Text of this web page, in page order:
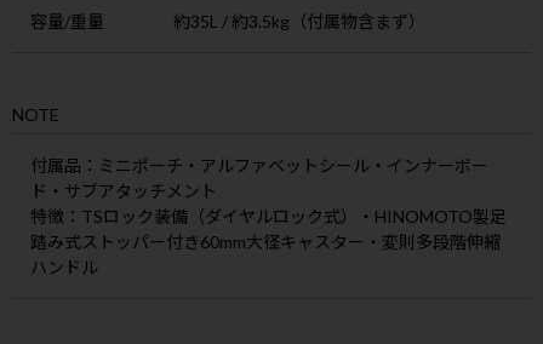
容量/重量 約35L / 約3.5kg（付属物含まず）
NOTE
付属品 ：ミニポーチ・アルファベットシール・インナーボー
ド・サブアタッチメント
特徴 ：TSロック装備（ダイヤルロック式）・HINOMOTO製足
踏み式ストッパー付き60mm大径キャスター・変則多段階伸縮
ハンドル